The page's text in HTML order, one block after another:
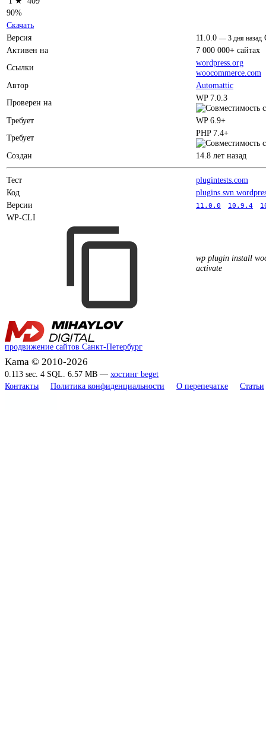
90%
Скачать
Версия
11.0.0 — 3 дня назад
Активен на
7 000 000+ сайтах
Ссылки
wordpress.org
woocommerce.com
Автор
Automattic
Проверен на
WP 7.0.3
Требует
WP 6.9+
Требует
PHP 7.4+
Создан 14.8 лет назад
Тест
plugintests.com
Код
Версии
11.0.0 10.9.4
WP-CLI
wp plugin install
activate
продвижение сайтов Санкт-Петербург
Kama © 2010-2026
0.113 sec. 4 SQL. 6.57 MB — хостинг beget
Контакты
Политика конфиденциальности О перепечатке Статьи